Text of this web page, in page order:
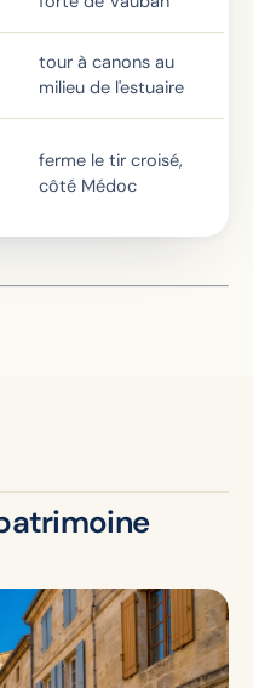
tour à canons au
milieu de l'estuaire
ferme le tir croisé,
côté Médoc